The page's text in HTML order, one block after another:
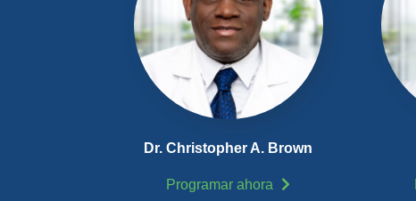
Dr. Christopher A. Brown
Programar ahora